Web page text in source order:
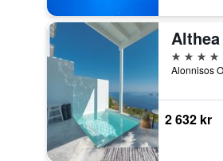
4 stjerner
2 632 kr